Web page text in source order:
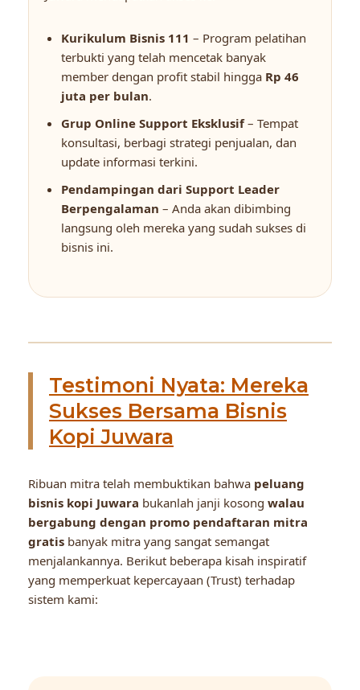
Kurikulum Bisnis 111 – Program pelatihan
terbukti yang telah mencetak banyak
member dengan profit stabil hingga Rp 46
juta per bulan.
Grup Online Support Eksklusif– Tempat
konsultasi, berbagi strategi penjualan, dan
update informasi terkini.
Pendampingan dari Support Leader
Berpengalaman – Anda akan dibimbing
langsung oleh mereka yang sudah sukses di
bisnis ini.
Testimoni Nyata: Mereka
Sukses Bersama Bisnis
Kopi Juwara
Ribuan mitra telah membuktikan bahwa peluang
bisnis kopi Juwara bukanlah janji kosong walau
bergabung dengan promo pendaftaran mitra
gratis banyak mitra yang sangat semangat
menjalankannya. Berikut beberapa kisah inspiratif
yang memperkuat kepercayaan (Trust) terhadap
sistem kami: